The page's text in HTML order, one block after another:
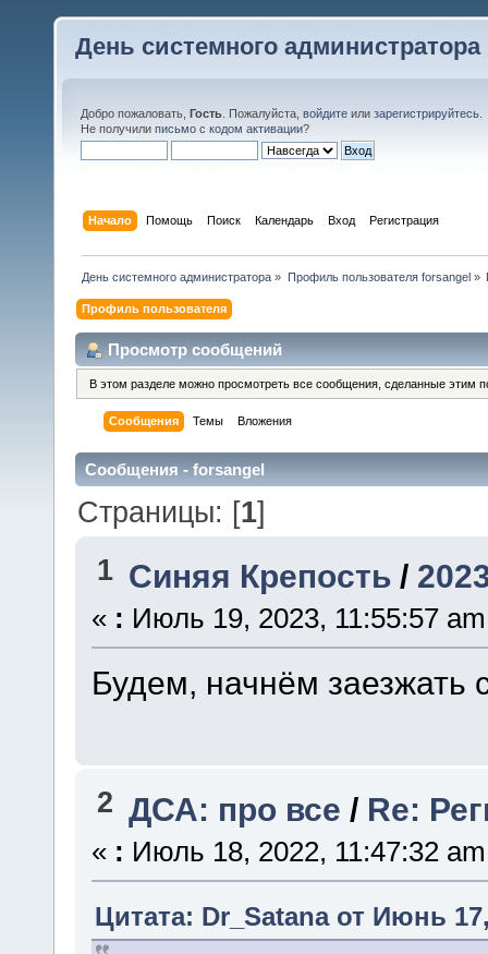
День системного администратора
Добро пожаловать, Гость . Пожалуйста, войдите или зарегистрируйтесь
Не получили письмо с кодом активации?
Начало Помощь Поиск Календарь Вход Регистрация
День системного администратора » Профиль пользователя forsangel»
Профиль пользователя
Просмотр сообщений
В этом разделе можно просмотреть все сообщения, сделанные этим
Сообщения Темы Вложения
Сообщения - forsangel
Страницы: [1]
1 Синяя Крепость /
« : Июль 19, 2023, 11:55:57
Будем, начнём заезжать
2 ДСА: про все / Re:
« : Июль 18, 2022, 11:47:32
Цитата: Dr_Satana от Июнь